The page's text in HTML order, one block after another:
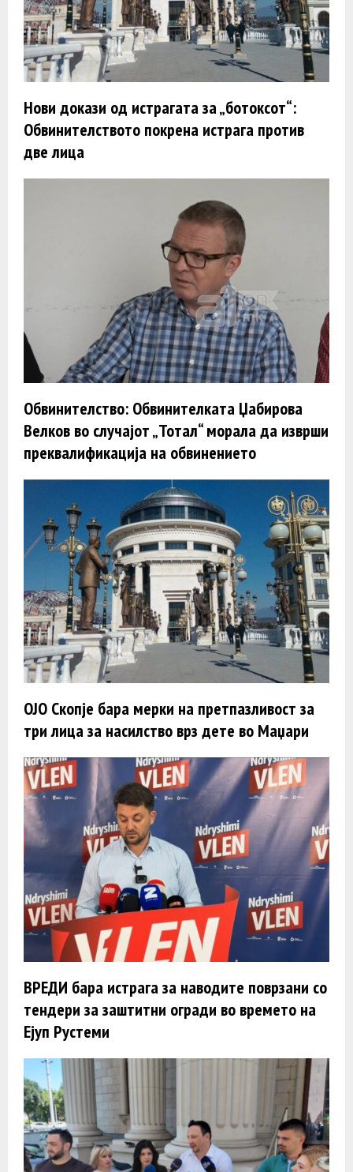
Нови докази од истрагата за „ботоксот“:
Обвинителството покрена истрага против
две лица
Обвинителство: Обвинителката Џабирова
Велков во случајот „Тотал“ морала да изврши
преквалификација на обвинението
ОЈО Скопје бара мерки на претпазливост за
три лица за насилство врз дете во Маџари
ВРЕДИ бара истрага за наводите поврзани со
тендери за заштитни огради во времето на
Ејуп Рустеми